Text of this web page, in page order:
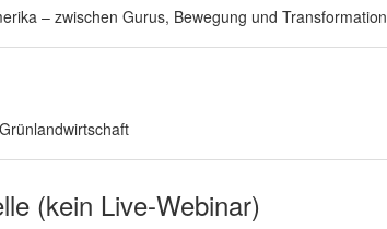
– zwischen Gurus, Bewegung und Transformation
(kein Live-Webinar)